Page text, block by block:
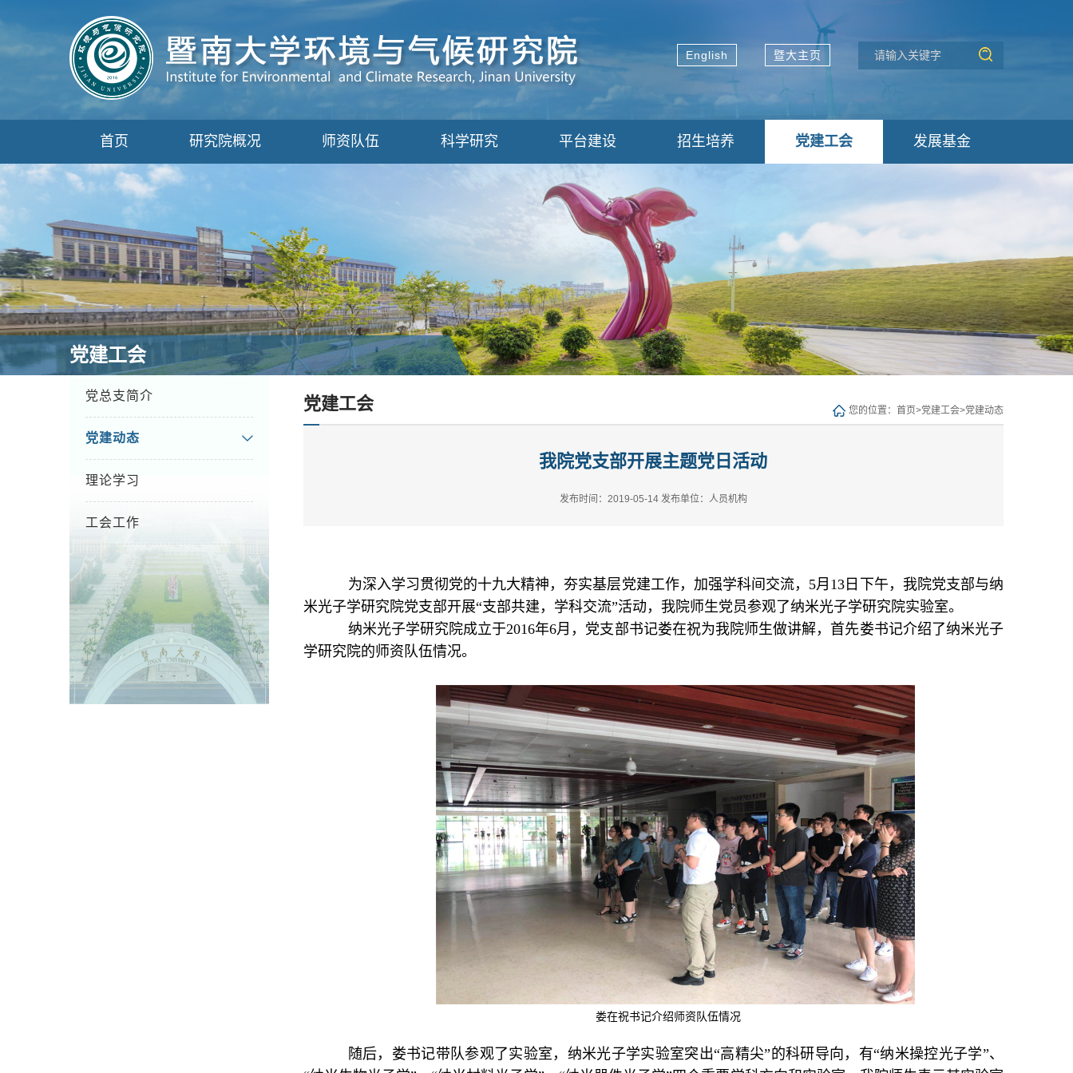
暨大主页
English
首页 研究院概况 师资队伍 科学研究 平台建设 招生培养 党建工会 发展基金
党建工会
党总支简介
党建动态
理论学习
工会工作
党建工会 您的位置： 首页>党建工会>党建动态
我院党支部开展主题党日活动
发布时间：2019-05-14 发布单位：人员机构
为深入学习贯彻党的十九大精神，夯实基层党建工作，加强学科间交流， 5月 13日下午，我院党支部与纳
米光子学研究院党支部开展“支部共建，学科交流”活动，我院师生党员参观了纳米光子学研究院实验室。
纳米光子学研究院成立于2016年6月，党支部书记娄在祝为我院师生做讲解，首先娄书记介绍了纳米光子
学研究院的师资队伍情况。
娄在祝书记介绍师资队伍情况
随后，娄书记带队参观了实验室，纳米光子学实验室突出“高精尖”的科研导向，有“纳米操控光子学”、